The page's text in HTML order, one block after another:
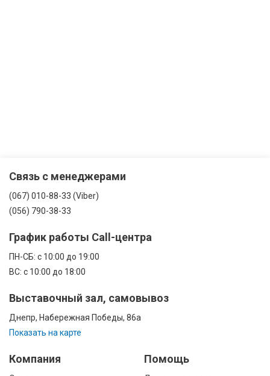
Связь с менеджерами
(067) 010-88-33 (Viber)
(056) 790-38-33
График работы Call-центра
ПН-CБ: с 10:00 до 19:00
ВС: с 10:00 до 18:00
Выставочный зал, самовывоз
Днепр, Набережная Победы, 86а
Показать на карте
Компания Помощь